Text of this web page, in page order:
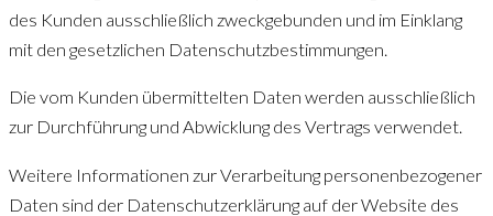
des Kunden ausschließlich zweckgebunden und im Einklang
mit den gesetzlichen Datenschutzbestimmungen.
Die vom Kunden übermittelten Daten werden ausschließlich
zur Durchführung und Abwicklung des Vertrags verwendet.
Weitere Informationen zur Verarbeitung personenbezogener
Daten sind der Datenschutzerklärung auf der Website des